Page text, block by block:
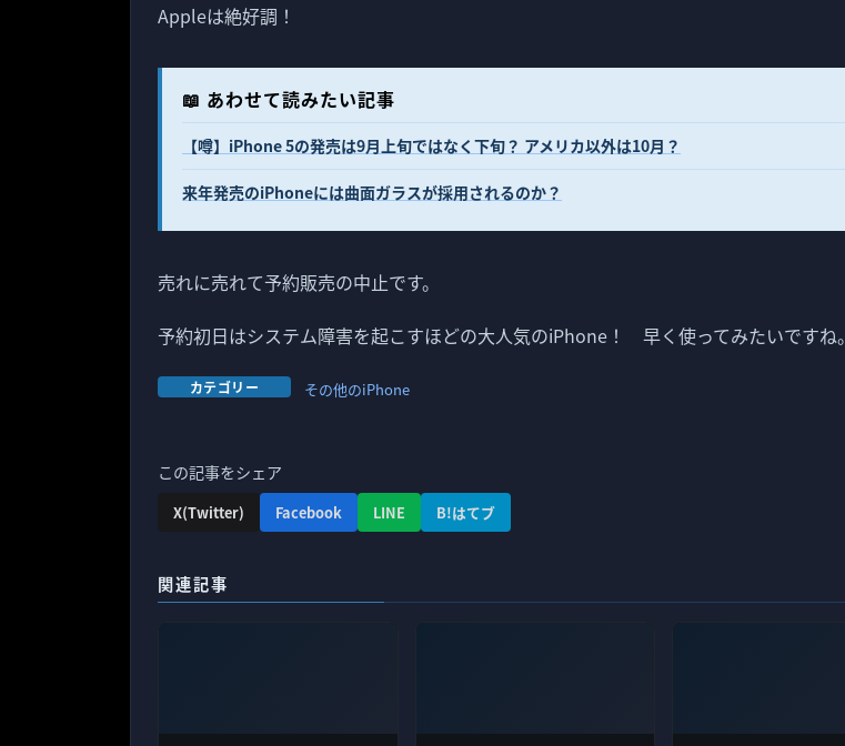
Appleは絶好調！
📖 あわせて読みたい記事
【噂】iPhone 5の発売は9月上旬ではなく下旬？ アメリカ以外は10月？
来年発売のiPhoneには曲面ガラスが採用されるのか？
売れに売れて予約販売の中止です。
予約初日はシステム障害を起こすほどの大人気のiPhone！ 早く使ってみたいですね。
カテゴリー その他のiPhone
この記事をシェア
X(Twitter) Facebook LINE B!はてブ
関連記事